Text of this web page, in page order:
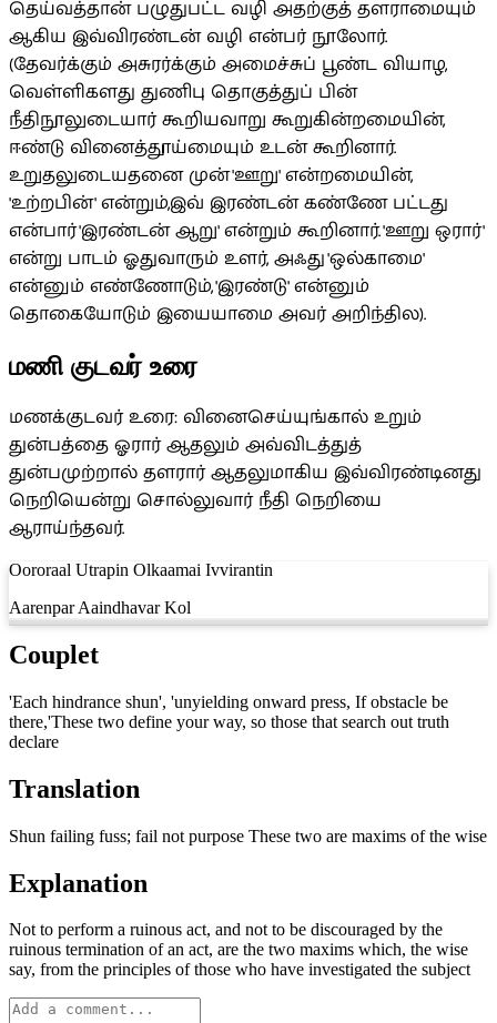
தெய்வத்தான் பழுதுபட்ட வழி அதற்குத் தளராமையும்
ஆகிய இவ்விரண்டன் வழி என்பர் நூலோர்.
(தேவர்க்கும் அசுரர்க்கும் அமைச்சுப் பூண்ட வியாழ,
வெள்ளிகளது துணிபு தொகுத்துப் பின்
நீதிநூலுடையார் கூறியவாறு கூறுகின்றமையின்,
ஈண்டு வினைத்தூய்மையும் உடன் கூறினார்.
உறுதலுடையதனை முன் 'ஊறு' என்றமையின்,
'உற்றபின்' என்றும்,இவ் இரண்டன் கண்ணே பட்டது
என்பார் 'இரண்டன் ஆறு' என்றும் கூறினார். 'ஊறு ஒரார்'
என்று பாடம் ஓதுவாரும் உளர், அஃது 'ஒல்காமை'
என்னும் எண்ணோடும், 'இரண்டு' என்னும்
தொகையோடும் இயையாமை அவர் அறிந்தில).
மணி குடவர் உரை
மணக்குடவர் உரை: வினைசெய்யுங்கால் உறும்
துன்பத்தை ஓரார் ஆதலும் அவ்விடத்துத்
துன்பமுற்றால் தளரார் ஆதலுமாகிய இவ்விரண்டினது
நெறியென்று சொல்லுவார் நீதி நெறியை
ஆராய்ந்தவர்.
Oororaal Utrapin Olkaamai Ivvirantin
Aarenpar Aaindhavar Kol
Couplet
'Each hindrance shun', 'unyielding onward press, If obstacle be
there,'These two define your way, so those that search out truth
declare
Translation
Shun failing fuss; fail not purpose These two are maxims of the wise
Explanation
Not to perform a ruinous act, and not to be discouraged by the
ruinous termination of an act, are the two maxims which, the wise
say, from the principles of those who have investigated the subject